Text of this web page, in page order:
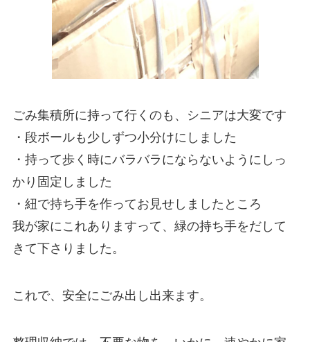
ごみ集積所に持って行くのも、シニアは大変です
・段ボールも少しずつ小分けにしました
・持って歩く時にバラバラにならないようにしっ
かり固定しました
・紐で持ち手を作ってお見せしましたところ
我が家にこれありますって、緑の持ち手をだして
きて下さりました。
これで、安全にごみ出し出来ます。